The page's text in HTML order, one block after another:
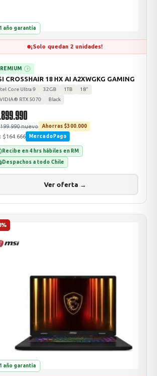
1 año garantía
¡Solo quedan 2 unidades!
?
CROSSHAIR 18 HX AI A2XWGKG GAMING
Core Ultra 9 32GB 1TB
18"
RTX 5070
Black
nuevo Ahorras $300.000
$164.666 MercadoPago
Recibe en 4 hrs hábiles en RM
Despachos a todo Chile
Ver oferta →
1 año garantía